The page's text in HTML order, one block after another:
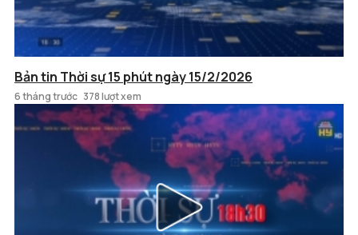
Bản tin Thời sự 15 phút ngày 15/2/2026
6 tháng trước 378 lượt xem